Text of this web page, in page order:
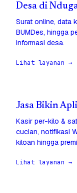
Desa di
Surat online, data
BUMDes, hingga
informasi desa.
Lihat layanan →
Jasa Bikin
Kasir per-kilo &
cucian, notifikasi
kiloan hingga
Lihat layanan →